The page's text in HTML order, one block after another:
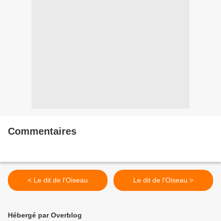
Commentaires
< Le dit de l'Oiseau Le dit de l'Oiseau >
Hébergé par Overblog